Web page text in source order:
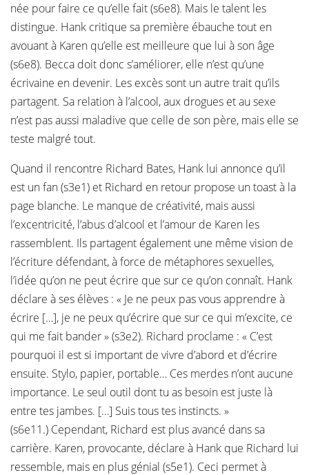
née pour faire ce qu’elle fait (s6e8). Mais le talent les
distingue. Hank critique sa première ébauche tout en
avouant à Karen qu’elle est meilleure que lui à son âge
(s6e8). Becca doit donc s’améliorer, elle n’est qu’une
écrivaine en devenir. Les excès sont un autre trait qu’ils
partagent. Sa relation à l’alcool, aux drogues et au sexe
n’est pas aussi maladive que celle de son père, mais elle se
teste malgré tout.
Quand il rencontre Richard Bates, Hank lui annonce qu’il
est un fan (s3e1) et Richard en retour propose un toast à la
page blanche. Le manque de créativité, mais aussi
l’excentricité, l’abus d’alcool et l’amour de Karen les
rassemblent. Ils partagent également une même vision de
l’écriture défendant, à force de métaphores sexuelles,
l’idée qu’on ne peut écrire que sur ce qu’on connaît. Hank
déclare à ses élèves : « Je ne peux pas vous apprendre à
écrire […], je ne peux qu’écrire que sur ce qui m’excite, ce
qui me fait bander » (s3e2). Richard proclame : « C’est
pourquoi il est si important de vivre d’abord et d’écrire
ensuite. Stylo, papier, portable… Ces merdes n’ont aucune
importance. Le seul outil dont tu as besoin est juste là
entre tes jambes. […] Suis tous tes instincts. »
(s6e11.) Cependant, Richard est plus avancé dans sa
carrière. Karen, provocante, déclare à Hank que Richard lui
ressemble, mais en plus génial (s5e1). Ceci permet à